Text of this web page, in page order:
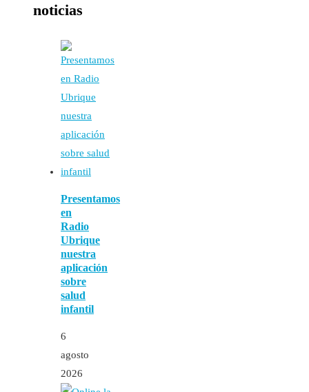
noticias
Presentamos
en
Radio
Ubrique
nuestra
aplicación
sobre
salud
infantil
6
agosto
2026